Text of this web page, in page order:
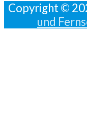
Copyright ©
und